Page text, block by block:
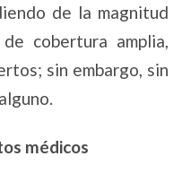
de la magnitud
cobertura amplia,
sin embargo, sin
médicos